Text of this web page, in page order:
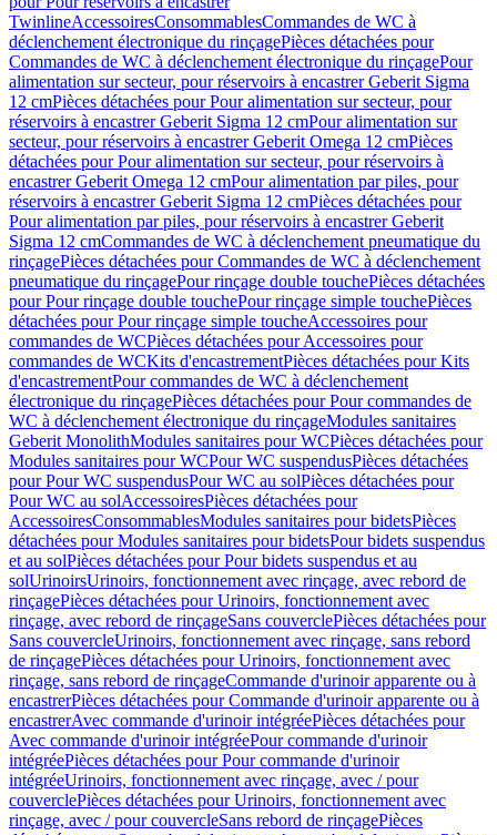
TwinlineAccessoiresConsommablesCommandes de WC à
déclenchement électronique du rinçagePièces détachées pour
Commandes de WC à déclenchement électronique du rinçagePour
alimentation sur secteur, pour réservoirs à encastrer Geberit Sigma
12 cmPièces détachées pour Pour alimentation sur secteur, pour
réservoirs à encastrer Geberit Sigma 12 cmPour alimentation sur
secteur, pour réservoirs à encastrer Geberit Omega 12 cmPièces
détachées pour Pour alimentation sur secteur, pour réservoirs à
encastrer Geberit Omega 12 cmPour alimentation par piles, pour
réservoirs à encastrer Geberit Sigma 12 cmPièces détachées pour
Pour alimentation par piles, pour réservoirs à encastrer Geberit
Sigma 12 cmCommandes de WC à déclenchement pneumatique du
rinçagePièces détachées pour Commandes de WC à déclenchement
pneumatique du rinçagePour rinçage double touchePièces détachées
pour Pour rinçage double touchePour rinçage simple touchePièces
détachées pour Pour rinçage simple toucheAccessoires pour
commandes de WCPièces détachées pour Accessoires pour
commandes de WCKits d'encastrementPièces détachées pour Kits
d'encastrementPour commandes de WC à déclenchement
électronique du rinçagePièces détachées pour Pour commandes de
WC à déclenchement électronique du rinçageModules sanitaires
Geberit MonolithModules sanitaires pour WCPièces détachées pour
Modules sanitaires pour WCPour WC suspendusPièces détachées
pour Pour WC suspendusPour WC au solPièces détachées pour
Pour WC au solAccessoiresPièces détachées pour
AccessoiresConsommablesModules sanitaires pour bidetsPièces
détachées pour Modules sanitaires pour bidetsPour bidets suspendus
et au solPièces détachées pour Pour bidets suspendus et au
solUrinoirsUrinoirs, fonctionnement avec rinçage, avec rebord de
rinçagePièces détachées pour Urinoirs, fonctionnement avec
rinçage, avec rebord de rinçageSans couverclePièces détachées pour
Sans couvercleUrinoirs, fonctionnement avec rinçage, sans rebord
de rinçagePièces détachées pour Urinoirs, fonctionnement avec
rinçage, sans rebord de rinçageCommande d'urinoir apparente ou à
encastrerPièces détachées pour Commande d'urinoir apparente ou à
encastrerAvec commande d'urinoir intégréePièces détachées pour
Avec commande d'urinoir intégréePour commande d'urinoir
intégréePièces détachées pour Pour commande d'urinoir
intégréeUrinoirs, fonctionnement avec rinçage, avec / pour
couverclePièces détachées pour Urinoirs, fonctionnement avec
rinçage, avec / pour couvercleSans rebord de rinçagePièces